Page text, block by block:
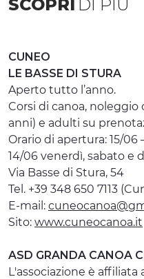
SCOPRI DI PIÙ
CUNEO
LE BASSE DI STURA
Aperto tutto l’anno.
Corsi di canoa,
anni) e adulti su
Orario di apertura: 15/06
14/06 venerdì, sabato e
Via Basse di Stura, 54
Tel. +39 348 650 7113
E-mail:
Sito: www.cuneocanoa.it
ASD GRANDA CANOA
L'associazione è affiliata